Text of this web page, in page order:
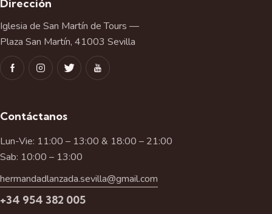
Dirección
Iglesia de San Martín de Tours —
Plaza San Martín, 41003 Sevilla
Contáctanos
Lun-Vie: 11:00 – 13:00 & 18:00 – 21:00
Sab: 10:00 – 13:00
hermandadlanzada.sevilla@gmail.com
+34 954 382 005